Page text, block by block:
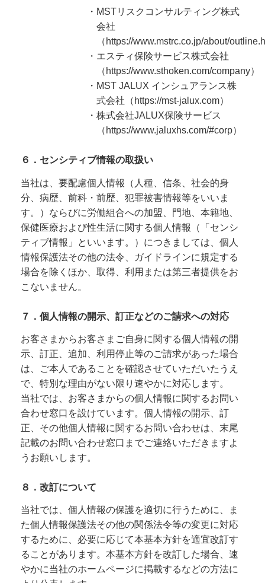
・MSTリスクコンサルティング株式
会社
（ https://www.mstrc.co.jp/about/
・エスティ保険サービス株式会社
（ https://www.sthoken.com/company）
・MST JALUX インシュアランス株
式会社（ https://mst-jalux.com）
・株式会社JALUX保険サービス
（ https://www.jaluxhs.com/#corp）
６．センシティブ情報の取扱い
当社は、要配慮個人情報（人種、信条、社会的身
分、病歴、前科・前歴、犯罪被害情報等をいいま
す。）ならびに労働組合への加盟、門地、本籍地、
保健医療および性生活に関する個人情報（「センシ
ティブ情報」といいます。）につきましては、個人
情報保護法その他の法令、ガイドラインに規定する
場合を除くほか、取得、利用または第三者提供をお
こないません。
７．個人情報の開示、訂正などのご請求への対応
お客さまからお客さまご自身に関する個人情報の開
示、訂正、追加、利用停止等のご請求があった場合
は、ご本人であることを確認させていただいたうえ
で、特別な理由がない限り速やかに対応します。
当社では、お客さまからの個人情報に関するお問い
合わせ窓口を設けています。個人情報の開示、訂
正、その他個人情報に関するお問い合わせは、末尾
記載のお問い合わせ窓口までご連絡いただきますよ
うお願いします。
８．改訂について
当社では、個人情報の保護を適切に行うために、ま
た個人情報保護法その他の関係法令等の変更に対応
するために、必要に応じて本基本方針を適宜改訂す
ることがあります。本基本方針を改訂した場合、速
やかに当社のホームページに掲載するなどの方法に